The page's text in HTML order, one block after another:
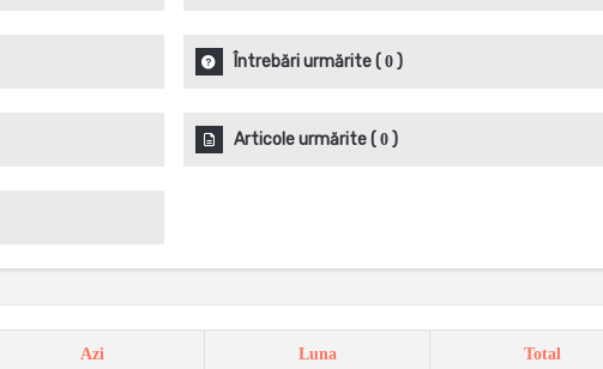
Întrebări urmărite( 0)
Articole urmărite( 0)
Azi Luna Total